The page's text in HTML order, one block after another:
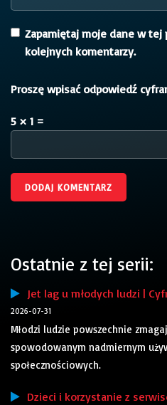
Zapamiętaj moje dane w tej
kolejnych komentarzy.
Proszę wpisać odpowiedź
5 × 1 =
Ostatnie z tej serii:
Jet lag u młodych ludzi |
2026-07-31
Młodzi ludzie powszechnie
spowodowanym nadmiernym
społecznościowych.
Dzieci i korzystanie z